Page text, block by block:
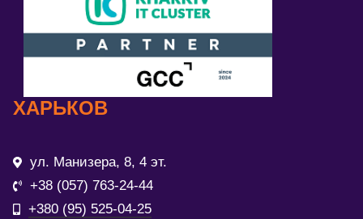
ХАРЬКОВ
ул. Манизера, 8, 4 эт.
+38 (057) 763-24-44
+380 (95) 525-04-25